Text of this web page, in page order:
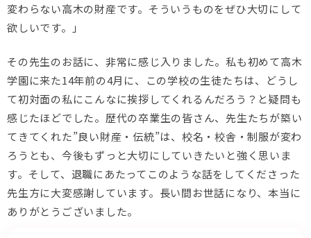
変わらない高木の財産です。そういうものをぜひ大切にして
欲しいです。」
その先生のお話に、非常に感じ入りました。私も初めて高木
学園に来た14年前の4月に、この学校の生徒たちは、どうし
て初対面の私にこんなに挨拶してくれるんだろう？と疑問も
感じたほどでした。歴代の卒業生の皆さん、先生たちが築い
てきてくれた”良い財産・伝統”は、校名・校舎・制服が変わ
ろうとも、今後もずっと大切にしていきたいと強く思いま
す。そして、退職にあたってこのような話をしてくださった
先生方に大変感謝しています。長い間お世話になり、本当に
ありがとうございました。